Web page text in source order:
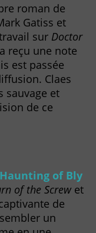
roman de
Gatiss et
sur Doctor
reçu une note
est passée
Claes
sauvage et
de ce
of Bly
of the Screwet
de
un